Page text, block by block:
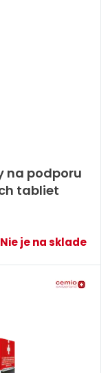
na podporu
tabliet
Nie je na sklade